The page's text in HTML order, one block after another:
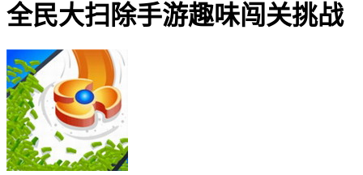
全民大扫除手游趣味闯关挑战